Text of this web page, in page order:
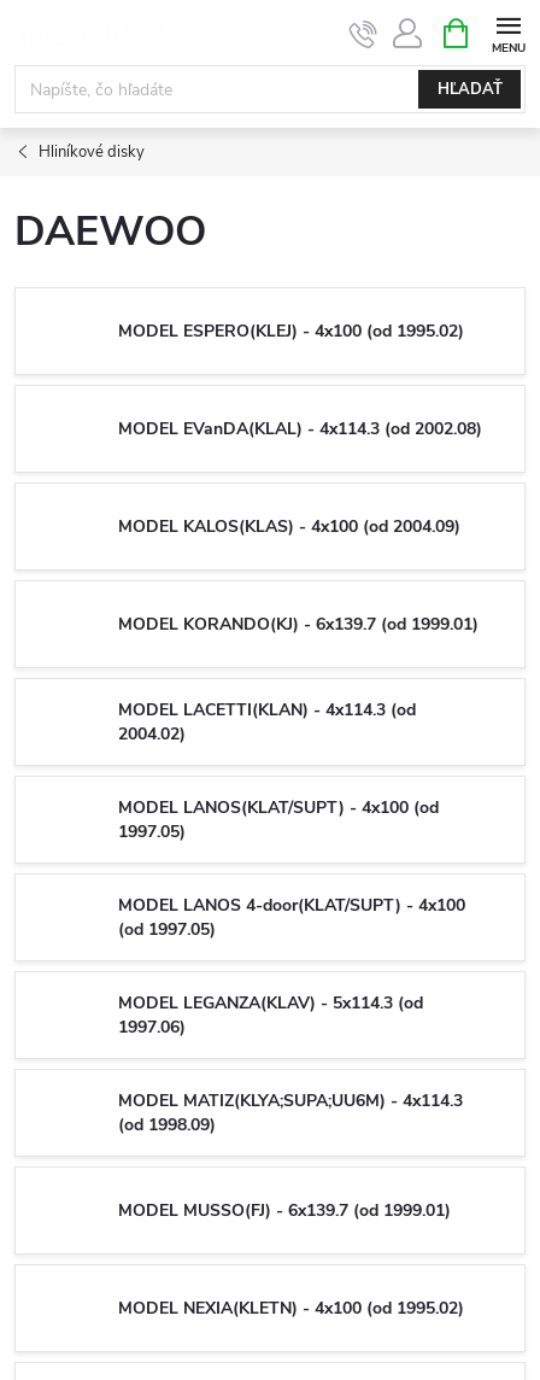
obsah
HĽADAŤ
KOŠÍK
Hliníkové disky
DAEWOO
MODEL ESPERO(KLEJ) - 4x100 (od 1995.02)
MODEL EVanDA(KLAL) - 4x114.3 (od 2002.08)
MODEL KALOS(KLAS) - 4x100 (od 2004.09)
MODEL KORANDO(KJ) - 6x139.7 (od 1999.01)
MODEL LACETTI(KLAN) - 4x114.3 (od
2004.02)
MODEL LANOS(KLAT/SUPT) - 4x100 (od
1997.05)
MODEL LANOS 4-door(KLAT/SUPT) - 4x100
(od 1997.05)
MODEL LEGANZA(KLAV) - 5x114.3 (od
1997.06)
MODEL MATIZ(KLYA;SUPA;UU6M) - 4x114.3
(od 1998.09)
MODEL MUSSO(FJ) - 6x139.7 (od 1999.01)
MODEL NEXIA(KLETN) - 4x100 (od 1995.02)